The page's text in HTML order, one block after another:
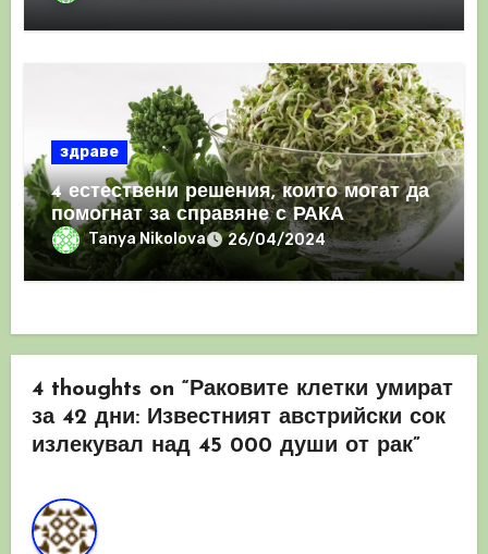
здраве
4 естествени решения, които могат да
помогнат за справяне с РАКА
Tanya Nikolova 26/04/2024
4 thoughts on “Раковите клетки умират
за 42 дни: Известният австрийски сок
излекувал над 45 000 души от рак”